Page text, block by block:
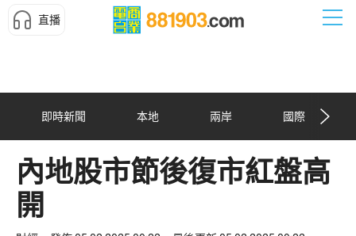
直播
即時新聞 本地 兩岸 國際
內地股市節後復市紅盤高
開